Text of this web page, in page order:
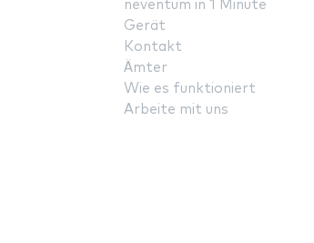
neventum in 1 Minute
Gerät
Kontakt
Ämter
Wie es funktioniert
Arbeite mit uns